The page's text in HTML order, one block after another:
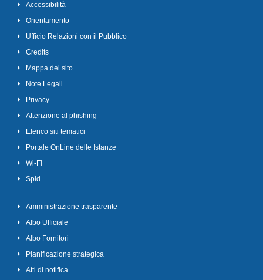
Accessibilità
Orientamento
Ufficio Relazioni con il Pubblico
Credits
Mappa del sito
Note Legali
Privacy
Attenzione al phishing
Elenco siti tematici
Portale OnLine delle Istanze
Wi-Fi
Spid
Amministrazione trasparente
Albo Ufficiale
Albo Fornitori
Pianificazione strategica
Atti di notifica